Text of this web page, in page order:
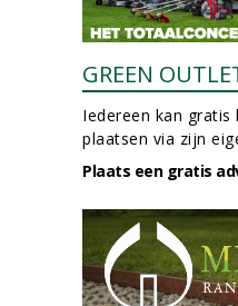
GREEN
Iedereen kan gratis
plaatsen via zijn
Plaats een gratis